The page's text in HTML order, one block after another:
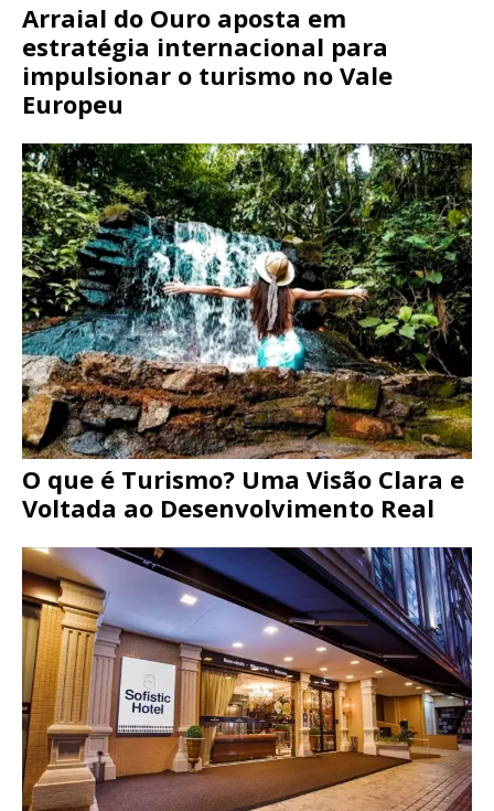
Arraial do Ouro aposta em
estratégia internacional para
impulsionar o turismo no Vale
Europeu
O que é Turismo? Uma Visão Clara e
Voltada ao Desenvolvimento Real